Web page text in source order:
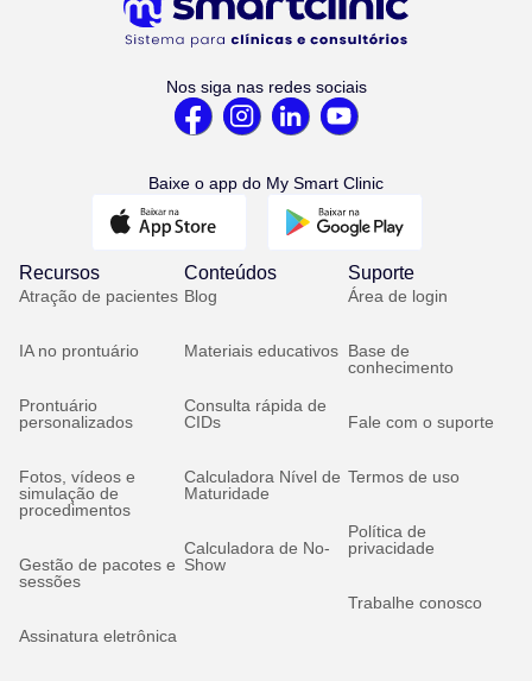
Nos siga nas redes sociais
Baixe o app do My Smart Clinic
Recursos
Atração de pacientes
IA no prontuário
Prontuário
personalizados
Fotos, vídeos e
simulação de
procedimentos
Gestão de pacotes e
sessões
Assinatura eletrônica
Conteúdos
Blog
Materiais educativos
Consulta rápida de
CIDs
Calculadora Nível de
Maturidade
Calculadora de No-
Show
Suporte
Área de login
Base de
conhecimento
Fale com o suporte
Termos de uso
Política de
privacidade
Trabalhe conosco